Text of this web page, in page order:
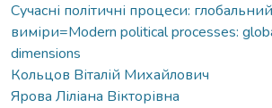
Сучасні політичні процеси:
виміри=Modern political processes:
dimensions
Кольцов Віталій Михайлович
Ярова Ліліана Вікторівна